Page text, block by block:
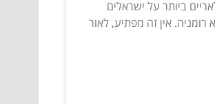
ביותר על ישראלים
אין זה מפתיע, לאור